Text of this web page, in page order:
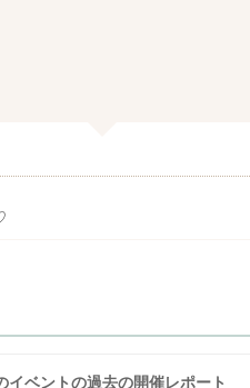
イベントの過去の開催レポート